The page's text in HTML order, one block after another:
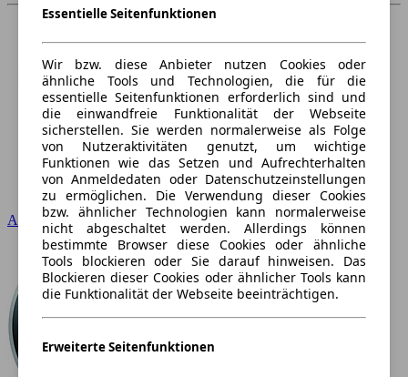
Audi
Essentielle Seitenfunktionen
Wir bzw. diese Anbieter nutzen Cookies oder
ähnliche Tools und Technologien, die für die
essentielle Seitenfunktionen erforderlich sind und
die einwandfreie Funktionalität der Webseite
sicherstellen. Sie werden normalerweise als Folge
von Nutzeraktivitäten genutzt, um wichtige
Funktionen wie das Setzen und Aufrechterhalten
von Anmeldedaten oder Datenschutzeinstellungen
zu ermöglichen. Die Verwendung dieser Cookies
bzw. ähnlicher Technologien kann normalerweise
nicht abgeschaltet werden. Allerdings können
bestimmte Browser diese Cookies oder ähnliche
Tools blockieren oder Sie darauf hinweisen. Das
Blockieren dieser Cookies oder ähnlicher Tools kann
die Funktionalität der Webseite beeinträchtigen.
Erweiterte Seitenfunktionen